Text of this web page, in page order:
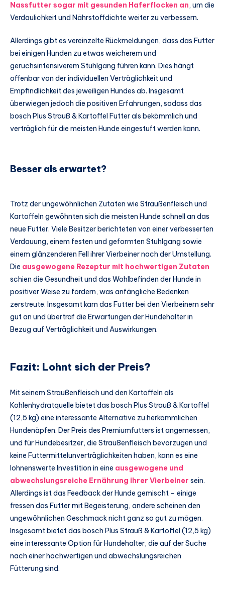
Nassfutter sogar mit gesunden Haferflocken an, um die
Verdaulichkeit und Nährstoffdichte weiter zu verbessern.
Allerdings gibt es vereinzelte Rückmeldungen, dass das Futter
bei einigen Hunden zu etwas weicherem und
geruchsintensiverem Stuhlgang führen kann. Dies hängt
offenbar von der individuellen Verträglichkeit und
Empfindlichkeit des jeweiligen Hundes ab. Insgesamt
überwiegen jedoch die positiven Erfahrungen, sodass das
bosch Plus Strauß & Kartoffel Futter als bekömmlich und
verträglich für die meisten Hunde eingestuft werden kann.
Besser als erwartet?
Trotz der ungewöhnlichen Zutaten wie Straußenfleisch und
Kartoffeln gewöhnten sich die meisten Hunde schnell an das
neue Futter. Viele Besitzer berichteten von einer verbesserten
Verdauung, einem festen und geformten Stuhlgang sowie
einem glänzenderen Fell ihrer Vierbeiner nach der Umstellung.
Die ausgewogene Rezeptur mit hochwertigen Zutaten
schien die Gesundheit und das Wohlbefinden der Hunde in
positiver Weise zu fördern, was anfängliche Bedenken
zerstreute. Insgesamt kam das Futter bei den Vierbeinern sehr
gut an und übertraf die Erwartungen der Hundehalter in
Bezug auf Verträglichkeit und Auswirkungen.
Fazit: Lohnt sich der Preis?
Mit seinem Straußenfleisch und den Kartoffeln als
Kohlenhydratquelle bietet das bosch Plus Strauß & Kartoffel
(12,5 kg) eine interessante Alternative zu herkömmlichen
Hundenäpfen. Der Preis des Premiumfutters ist angemessen,
und für Hundebesitzer, die Straußenfleisch bevorzugen und
keine Futtermittelunverträglichkeiten haben, kann es eine
lohnenswerte Investition in eine ausgewogene und
abwechslungsreiche Ernährung ihrer Vierbeiner sein.
Allerdings ist das Feedback der Hunde gemischt – einige
fressen das Futter mit Begeisterung, andere scheinen den
ungewöhnlichen Geschmack nicht ganz so gut zu mögen.
Insgesamt bietet das bosch Plus Strauß & Kartoffel (12,5 kg)
eine interessante Option für Hundehalter, die auf der Suche
nach einer hochwertigen und abwechslungsreichen
Fütterung sind.